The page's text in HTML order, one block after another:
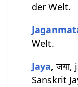
der Welt.
Welt.
Jaya, जया,
Sanskrit